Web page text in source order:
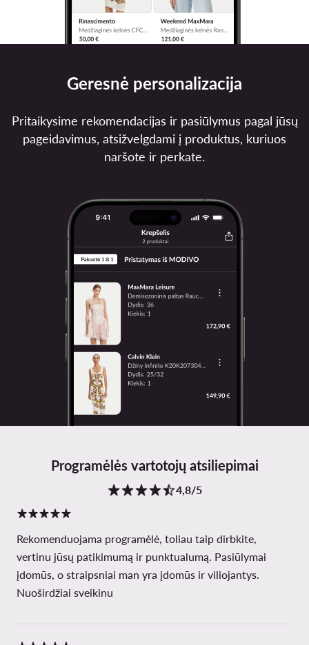
Programėlės vartotojų atsiliepimai
4,8/5
Rekomenduojama programėlė, toliau taip dirbkite,
vertinu jūsų patikimumą ir punktualumą. Pasiūlymai
įdomūs, o straipsniai man yra įdomūs ir viliojantys.
Nuoširdžiai sveikinu
Geresnė personalizacija
Pritaikysime rekomendacijas ir pasiūlymus pagal jūsų
pageidavimus, atsižvelgdami į produktus, kuriuos
naršote ir perkate.